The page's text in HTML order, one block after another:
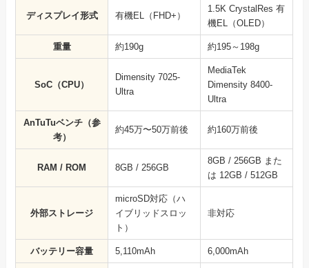
ディスプレイ形式 有機EL（FHD+）
1.5K CrystalRes 有
機EL（OLED）
重量 約190g 約195～198g
SoC（CPU）
Dimensity 7025-
Ultra
MediaTek
Dimensity 8400-
Ultra
AnTuTuベンチ（参
考）
約45万〜50万前後 約160万前後
RAM / ROM 8GB / 256GB
8GB / 256GB また
は 12GB / 512GB
外部ストレージ
microSD対応（ハ
イブリッドスロッ
ト）
非対応
バッテリー容量 5,110mAh 6,000mAh